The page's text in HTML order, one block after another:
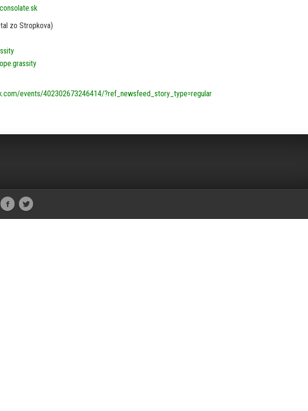
zo Stropkova)
events/402302673246414/?ref_newsfeed_story_type=regular